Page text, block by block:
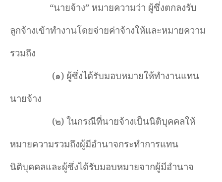
“นายจ้าง” หมายความว่า ผู้ซึ่งตกลงรับ
ลูกจ้างเข้าทำงานโดยจ่ายค่าจ้างให้และหมายความ
รวมถึง
(๑) ผู้ซึ่งได้รับมอบหมายให้ทำงานแทน
นายจ้าง
(๒) ในกรณีที่นายจ้างเป็นนิติบุคคลให้
หมายความรวมถึงผู้มีอำนาจกระทำการแทน
นิติบุคคลและผู้ซึ่งได้รับมอบหมายจากผู้มีอำนาจ